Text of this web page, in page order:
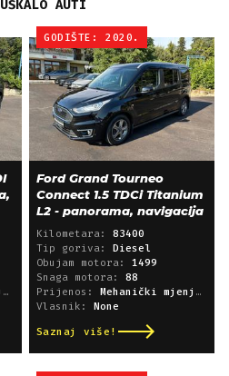
AUTI
GODIŠTE: 2020.
Ford Grand Tourneo
Connect 1.5 TDCi Titanium
L2 - panorama, navigacija
Kilometara: 83400
Tip goriva: Diesel
Obujam motora: 1499
Snaga motora: 88
Prijenos: Mehanički mjenjač
Vlasnik: None
Saznaj više!